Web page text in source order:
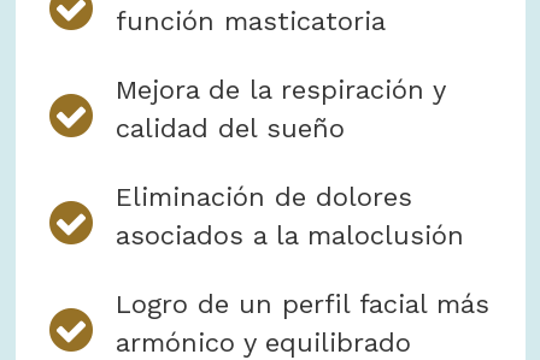
función masticatoria
Mejora de la respiración y
calidad del sueño
Eliminación de dolores
asociados a la maloclusión
Logro de un perfil facial más
armónico y equilibrado